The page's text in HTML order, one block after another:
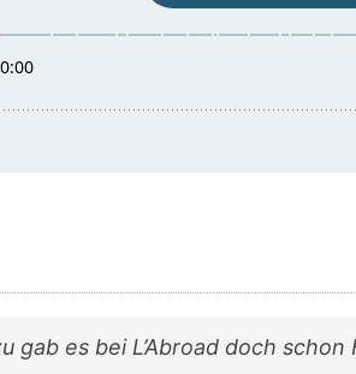
gab es bei L’Abroad doch schon